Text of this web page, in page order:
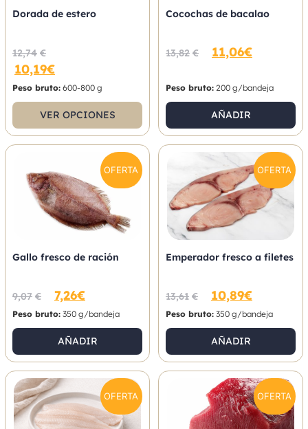
Dorada de estero
12,74 €
10,19€
Peso bruto: 600-800 g
VER OPCIONES
Cocochas de bacalao
13,82 € 11,06€
Peso bruto: 200 g/bandeja
AÑADIR
OFERTA
Gallo fresco de ración
9,07 € 7,26€
Peso bruto: 350 g/bandeja
AÑADIR
OFERTA
Emperador fresco a filetes
13,61 € 10,89€
Peso bruto: 350 g/bandeja
AÑADIR
OFERTA OFERTA